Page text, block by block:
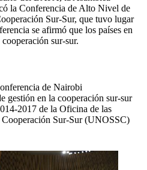
la Conferencia de Alto Nivel de
Sur-Sur, que tuvo lugar
se afirmó que los países en
sur-sur.
de Nairobi
gestión en la cooperación sur-sur
2017 de la Oficina de las
Sur-Sur (UNOSSC)